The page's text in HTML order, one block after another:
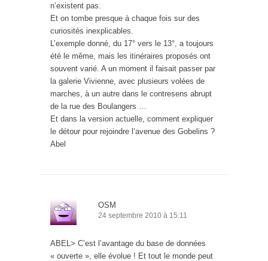
n’existent pas.
Et on tombe presque à chaque fois sur des
curiosités inexplicables.
L’exemple donné, du 17° vers le 13°, a toujours
été le même, mais les itinéraires proposés ont
souvent varié. A un moment il faisait passer par
la galerie Vivienne, avec plusieurs volées de
marches, à un autre dans le contresens abrupt
de la rue des Boulangers …
Et dans la version actuelle, comment expliquer
le détour pour rejoindre l’avenue des Gobelins ?
Abel
OSM
24 septembre 2010 à 15:11
ABEL> C’est l’avantage du base de données
« ouverte », elle évolue ! Et tout le monde peut